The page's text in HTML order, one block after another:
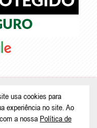
79.286.555/0001-00 |
usa cookies para
experiência no site. Ao
a nossa Política de